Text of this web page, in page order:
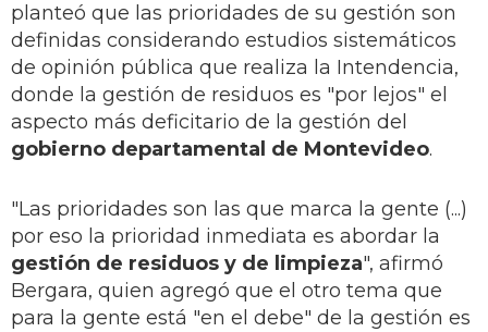
planteó que las prioridades de su gestión son
definidas considerando estudios sistemáticos
de opinión pública que realiza la Intendencia,
donde la gestión de residuos es "por lejos" el
aspecto más deficitario de la gestión del
gobierno departamental de Montevideo.
"Las prioridades son las que marca la gente (...)
por eso la prioridad inmediata es abordar la
gestión de residuos y de limpieza", afirmó
Bergara, quien agregó que el otro tema que
para la gente está "en el debe" de la gestión es